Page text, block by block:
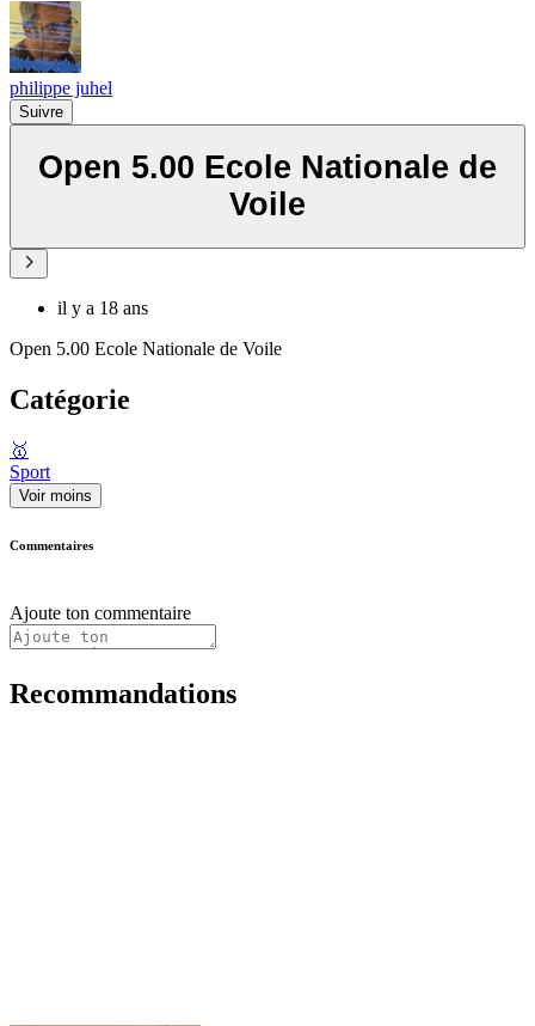
philippe juhel
Suivre
Open 5.00 Ecole Nationale de
Voile
il y a 18 ans
Open 5.00 Ecole Nationale de Voile
Catégorie
🥇
Sport
Voir moins
Commentaires
Ajoute ton commentaire
Recommandations